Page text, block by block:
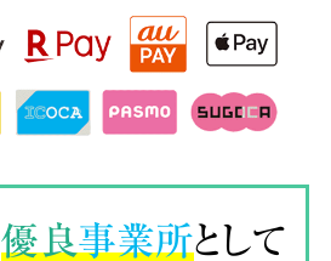
優良事業所として